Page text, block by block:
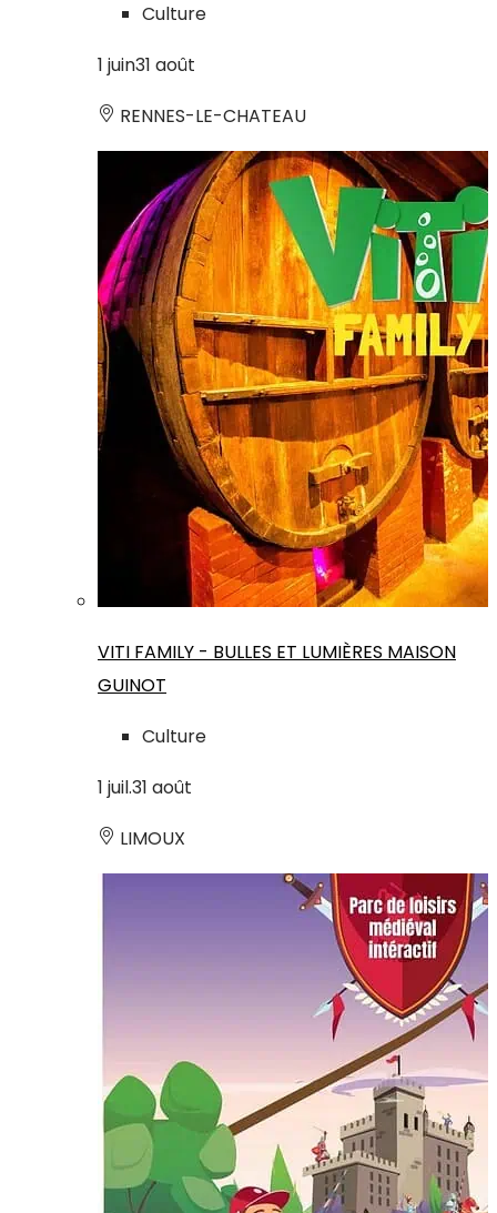
Culture
1 juin31 août
RENNES-LE-CHATEAU
VITI FAMILY - BULLES ET LUMIÈRES MAISON
GUINOT
Culture
1 juil.31 août
LIMOUX